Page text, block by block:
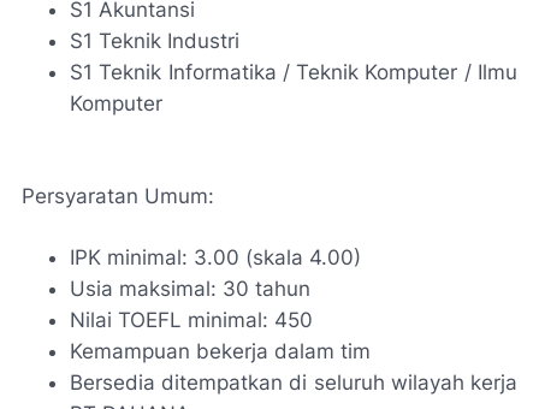
S1 Akuntansi
S1 Teknik Industri
S1 Teknik Informatika / Teknik Komputer / Ilmu
Komputer
Persyaratan Umum:
IPK minimal: 3.00 (skala 4.00)
Usia maksimal: 30 tahun
Nilai TOEFL minimal: 450
Kemampuan bekerja dalam tim
Bersedia ditempatkan di seluruh wilayah kerja